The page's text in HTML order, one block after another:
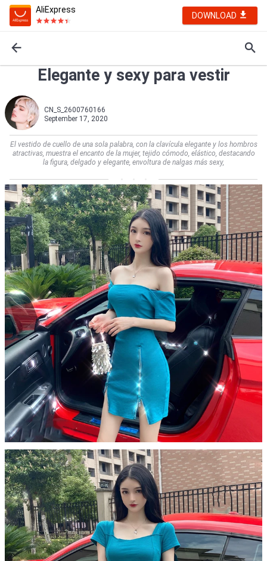
AliExpress
DOWNLOAD
Elegante y sexy para vestir
CN_S_2600760166
September 17, 2020
El vestido de cuello de una sola palabra, con la clavícula elegante y los hombros
atractivas, muestra el encanto de la mujer, tejido cómodo, elástico, destacando
la figura, delgado y elegante, envoltura de nalgas más sexy,